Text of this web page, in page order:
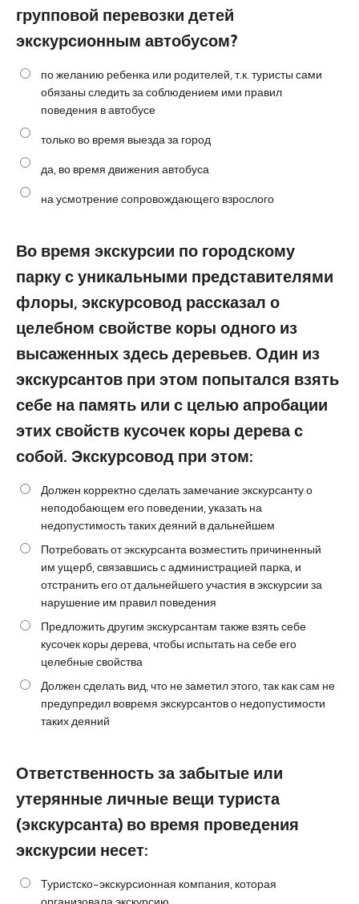
групповой перевозки детей
экскурсионным автобусом?
по желанию ребенка или родителей, т.к. туристы сами
обязаны следить за соблюдением ими правил
поведения в автобусе
только во время выезда за город
да, во время движения автобуса
на усмотрение сопровождающего взрослого
Во время экскурсии по городскому
парку с уникальными представителями
флоры, экскурсовод рассказал о
целебном свойстве коры одного из
высаженных здесь деревьев. Один из
экскурсантов при этом попытался взять
себе на память или с целью апробации
этих свойств кусочек коры дерева с
собой. Экскурсовод при этом:
Должен корректно сделать замечание экскурсанту о
неподобающем его поведении, указать на
недопустимость таких деяний в дальнейшем
Потребовать от экскурсанта возместить причиненный
им ущерб, связавшись с администрацией парка, и
отстранить его от дальнейшего участия в экскурсии за
нарушение им правил поведения
Предложить другим экскурсантам также взять себе
кусочек коры дерева, чтобы испытать на себе его
целебные свойства
Должен сделать вид, что не заметил этого, так как сам не
предупредил вовремя экскурсантов о недопустимости
таких деяний
Ответственность за забытые или
утерянные личные вещи туриста
(экскурсанта) во время проведения
экскурсии несет:
Туристско-экскурсионная компания, которая